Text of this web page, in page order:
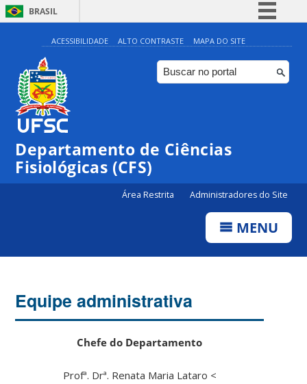
BRASIL
Simplifique!
Comunica BR
Participe
Canais
ACESSIBILIDADE ALTO CONTRASTE MAPA DO SITE
Departamento de Ciências
Fisiológicas (CFS)
Área Restrita Administradores do Site
MENU
Equipe administrativa
Chefe do Departamento
Profª. Drª. Renata Maria Lataro <